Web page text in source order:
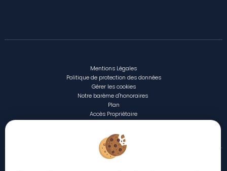
Mentions Légales
Politique de protection des données
Gérer les cookies
Notre barème d'honoraires
Plan
Accès Propriétaire